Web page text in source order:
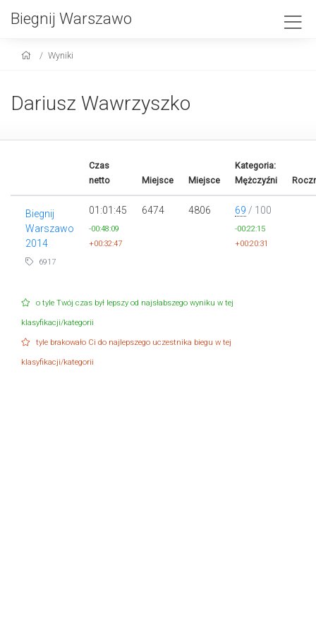
Biegnij Warszawo
Wyniki
Dariusz Wawrzyszko
Czas
netto
Miejsce Miejsce
Kategoria:
Mężczyźni
Biegnij
Warszawo
2014
6917
01:01:45
-00:48:09
+00:32:47
6474 4806 69 / 100
-00:22:15
+00:20:31
o tyle Twój czas był lepszy od najsłabszego wyniku w tej
klasyfikacji/kategorii
tyle brakowało Ci do najlepszego uczestnika biegu w tej
klasyfikacji/kategorii